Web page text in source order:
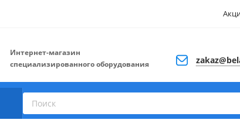
Интернет-магазин
специализированного оборудования